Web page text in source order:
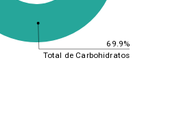
69.9%
Total de Carbohidratos